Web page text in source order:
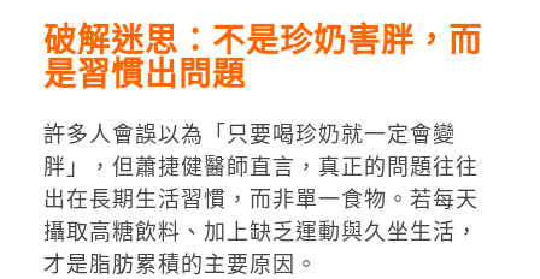
破解迷思：不是珍奶害胖，而
是習慣出問題
許多人會誤以為「只要喝珍奶就一定會變
胖」，但蕭捷健醫師直言，真正的問題往往
出在長期生活習慣，而非單一食物。若每天
攝取高糖飲料、加上缺乏運動與久坐生活，
才是脂肪累積的主要原因。